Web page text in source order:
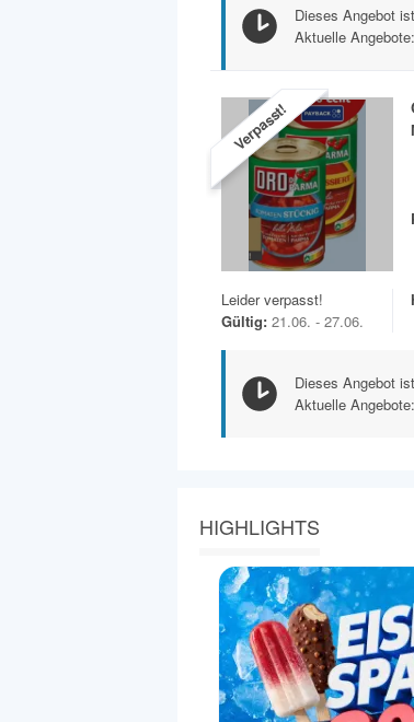
Dieses Angebot
Aktuelle Angebote:
Verpasst!
Leider verpasst!
Gültig: 21.06. - 27.06.
Dieses Angebot
Aktuelle Angebote:
HIGHLIGHTS